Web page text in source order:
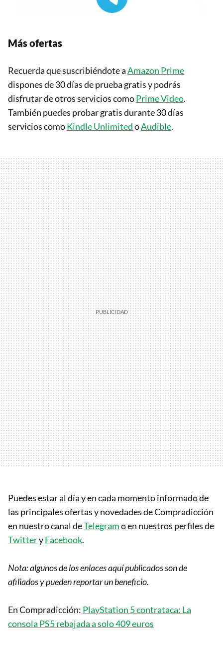
Más ofertas
Recuerda que suscribiéndote aAmazon Prime
dispones de 30 días de prueba gratis y podrás
disfrutar de otros servicios comoPrime Video.
También puedes probar gratis durante 30 días
servicios comoKindle UnlimitedoAudible.
Puedes estar al día y en cada momento informado de
las principales ofertas y novedades de Compradicción
en nuestro canal deTelegramo en nuestros perfiles de
TwitteryFacebook.
Nota: algunos de los enlaces aquí publicados son de
afiliados y pueden reportar un beneficio.
En Compradicción: PlayStation 5 contrataca: La
consola PS5 rebajada a solo 409 euros